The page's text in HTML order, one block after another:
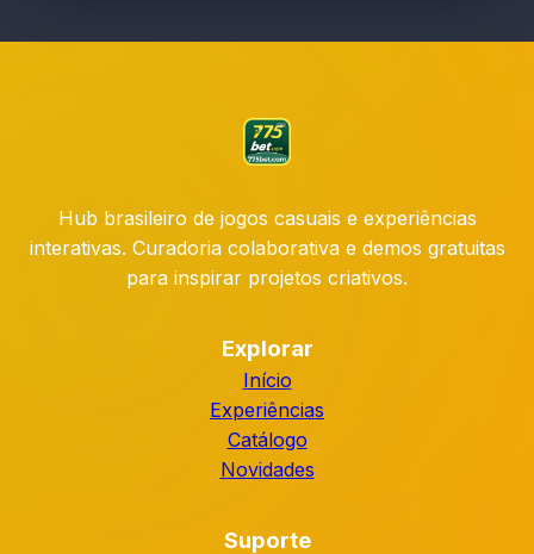
Hub brasileiro de jogos casuais e experiências
interativas. Curadoria colaborativa e demos gratuitas
para inspirar projetos criativos.
Explorar
Início
Experiências
Catálogo
Novidades
Suporte